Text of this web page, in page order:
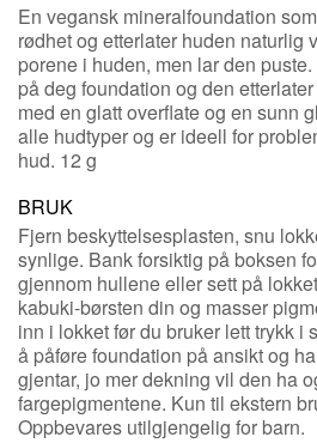
En vegansk mineralfoundation
rødhet og etterlater huden naturlig
porene i huden, men lar den
på deg foundation og den
med en glatt overflate og en sunn
alle hudtyper og er ideell for
hud. 12 g
BRUK
Fjern beskyttelsesplasten, snu
synlige. Bank forsiktig på boksen
gjennom hullene eller sett på
kabuki-børsten din og masser
inn i lokket før du bruker lett trykk
å påføre foundation på ansikt og
gjentar, jo mer dekning vil den ha
fargepigmentene. Kun til ekstern
Oppbevares utilgjengelig for barn.